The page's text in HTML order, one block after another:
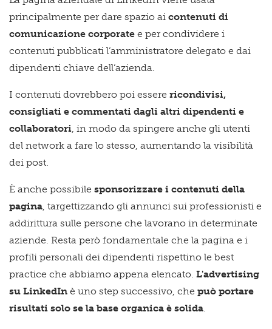
principalmente per dare spazio ai contenuti di
comunicazione corporate e per condividere i
contenuti pubblicati l’amministratore delegato e dai
dipendenti chiave dell’azienda.
I contenuti dovrebbero poi essere ricondivisi,
consigliati e commentati dagli altri dipendenti e
collaboratori, in modo da spingere anche gli utenti
del network a fare lo stesso, aumentando la visibilità
dei post.
È anche possibile sponsorizzare i contenuti della
pagina, targettizzando gli annunci sui professionisti e
addirittura sulle persone che lavorano in determinate
aziende. Resta però fondamentale che la pagina e i
profili personali dei dipendenti rispettino le best
practice che abbiamo appena elencato. L'advertising
su LinkedIn è uno step successivo, che può portare
risultati solo se la base organica è solida.